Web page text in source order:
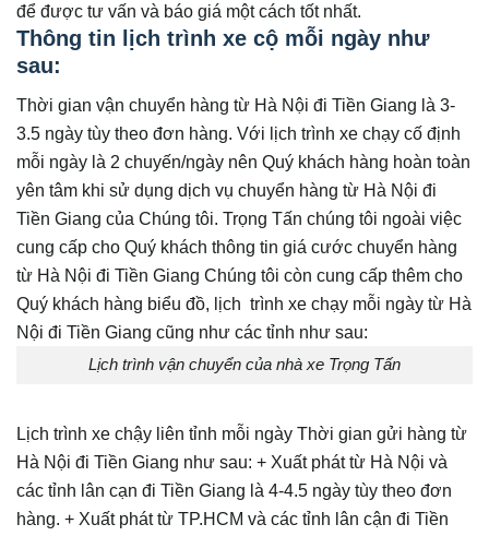
để được tư vấn và báo giá một cách tốt nhất.
Thông tin lịch trình xe cộ mỗi ngày như
sau:
Thời gian vận chuyển hàng từ Hà Nội đi Tiền Giang là 3-
3.5 ngày tùy theo đơn hàng. Với lịch trình xe chạy cố định
mỗi ngày là 2 chuyến/ngày nên Quý khách hàng hoàn toàn
yên tâm khi sử dụng dịch vụ chuyển hàng từ Hà Nội đi
Tiền Giang của Chúng tôi. Trọng Tấn chúng tôi ngoài việc
cung cấp cho Quý khách thông tin giá cước chuyển hàng
từ Hà Nội đi Tiền Giang Chúng tôi còn cung cấp thêm cho
Quý khách hàng biểu đồ, lịch trình xe chạy mỗi ngày từ Hà
Nội đi Tiền Giang cũng như các tỉnh như sau:
Lịch trình vận chuyển của nhà xe Trọng Tấn
Lịch trình xe chậy liên tỉnh mỗi ngày Thời gian gửi hàng từ
Hà Nội đi Tiền Giang như sau: + Xuất phát từ Hà Nội và
các tỉnh lân cạn đi Tiền Giang là 4-4.5 ngày tùy theo đơn
hàng. + Xuất phát từ TP.HCM và các tỉnh lân cận đi Tiền